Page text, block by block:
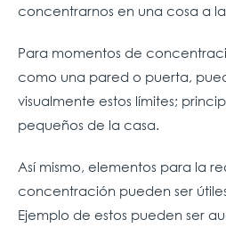
concentrarnos en una cosa a
Para momentos de
como una pared o puerta,
visualmente estos límites;
pequeños de la casa.
Así mismo, elementos para la
concentración pueden ser
Ejemplo de estos pueden ser